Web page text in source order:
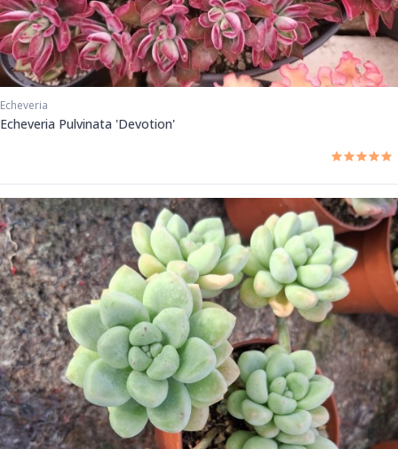
Echeveria
Echeveria Pulvinata 'Devotion'